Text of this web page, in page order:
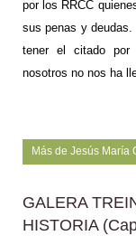
por los RRCC
sus penas y
tener el citado por
nosotros no nos ha
Más de Jesús María
GALERA
HISTORIA